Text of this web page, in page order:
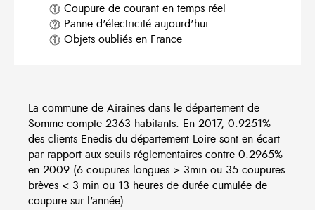
Coupure de courant en temps réel
Panne d'électricité aujourd'hui
Objets oubliés en France
La commune de Airaines dans le département de
Somme compte 2363 habitants. En 2017, 0.9251%
des clients Enedis du département Loire sont en écart
par rapport aux seuils réglementaires contre 0.2965%
en 2009 (6 coupures longues > 3min ou 35 coupures
brèves < 3 min ou 13 heures de durée cumulée de
coupure sur l'année).